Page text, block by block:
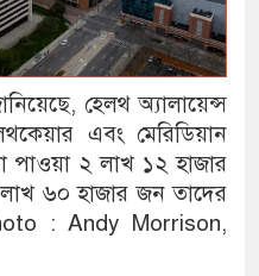
হেলথ অ্যালায়েন্স
এবং মেরিডিয়ান
পাওয়া ২ লাখ ১২ হাজার
লাখ ৬০ হাজার জন তাদের
: Andy Morrison,